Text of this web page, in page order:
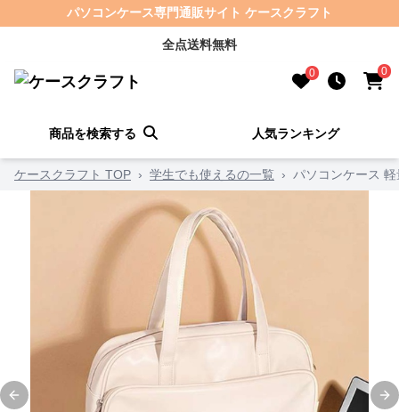
パソコンケース専門通販サイト ケースクラフト
全点送料無料
0 0
商品を検索する 人気ランキング
ケースクラフト TOP › 学生でも使えるの一覧 › パソコンケース
Previous slide